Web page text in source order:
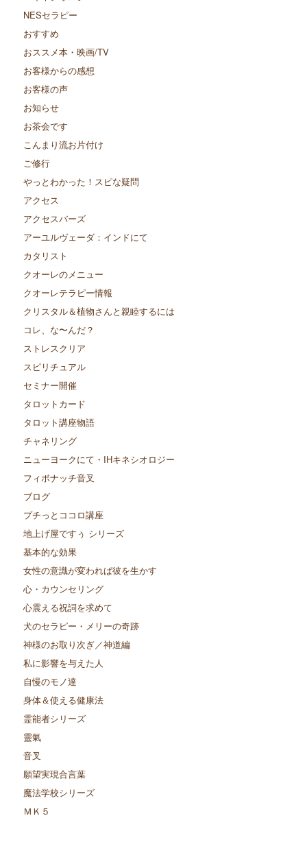
NESセラピー
おすすめ
おススメ本・映画/TV
お客様からの感想
お客様の声
お知らせ
お茶会です
こんまり流お片付け
ご修行
やっとわかった！スピな疑問
アクセス
アクセスバーズ
アーユルヴェーダ：インドにて
カタリスト
クオーレのメニュー
クオーレテラピー情報
クリスタル＆植物さんと親睦するには
コレ、な〜んだ？
ストレスクリア
スピリチュアル
セミナー開催
タロットカード
タロット講座物語
チャネリング
ニューヨークにて・IHキネシオロジー
フィボナッチ音叉
ブログ
プチっとココロ講座
地上げ屋ですぅ シリーズ
基本的な効果
女性の意識が変われば彼を生かす
心・カウンセリング
心震える祝詞を求めて
犬のセラピー・メリーの奇跡
神様のお取り次ぎ／神道編
私に影響を与えた人
自慢のモノ達
身体＆使える健康法
霊能者シリーズ
靈氣
音叉
願望実現合言葉
魔法学校シリーズ
ＭＫ５